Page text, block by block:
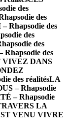
des
des
Rhapsodie des
des
des
des
VIVEZ DANS
des réalitésLA
– Rhapsodie
– Rhapsodie
LA
VENU VIVRE